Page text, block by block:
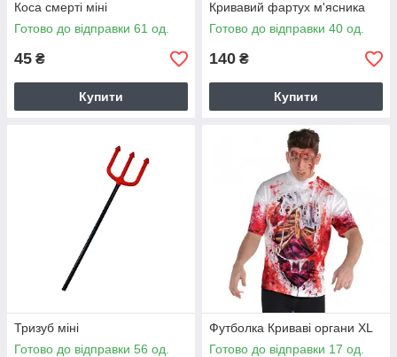
Коса смерті міні
Готово до відправки 61 од.
45 ₴
Купити
Кривавий фартух м'ясника
Готово до відправки 40 од.
140 ₴
Купити
Тризуб міні
Готово до відправки 56 од.
Футболка Криваві органи XL
Готово до відправки 17 од.